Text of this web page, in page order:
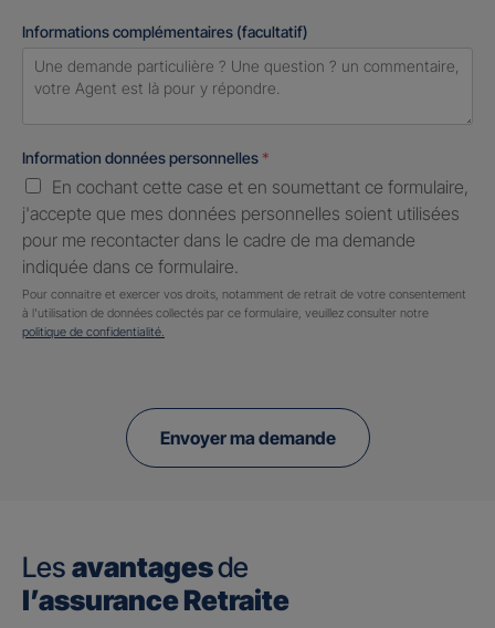
Informations complémentaires (facultatif)
Information données personnelles *
En cochant cette case et en soumettant ce formulaire,
j'accepte que mes données personnelles soient utilisées
pour me recontacter dans le cadre de ma demande
indiquée dans ce formulaire.
Pour connaitre et exercer vos droits, notamment de retrait de votre consentement
à l'utilisation de données collectés par ce formulaire, veuillez consulter notre
politique de confidentialité.
Envoyer ma demande
Les avantagesde
l’assurance Retraite